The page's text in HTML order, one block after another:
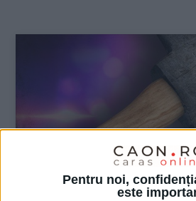
Pentru noi,
este